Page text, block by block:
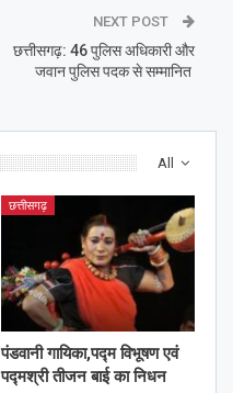
NEXT POST
छत्तीसगढ़: 46 पुलिस अधिकारी और
जवान पुलिस पदक से सम्मानित
All
छत्तीसगढ़
पंडवानी गायिका,पद्म विभूषण एवं
पद्मश्री तीजन बाई का निधन